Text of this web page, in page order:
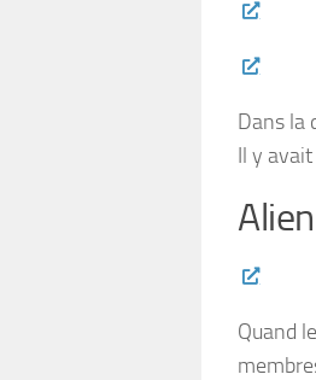
Dans la
Il y
Alien
Quand